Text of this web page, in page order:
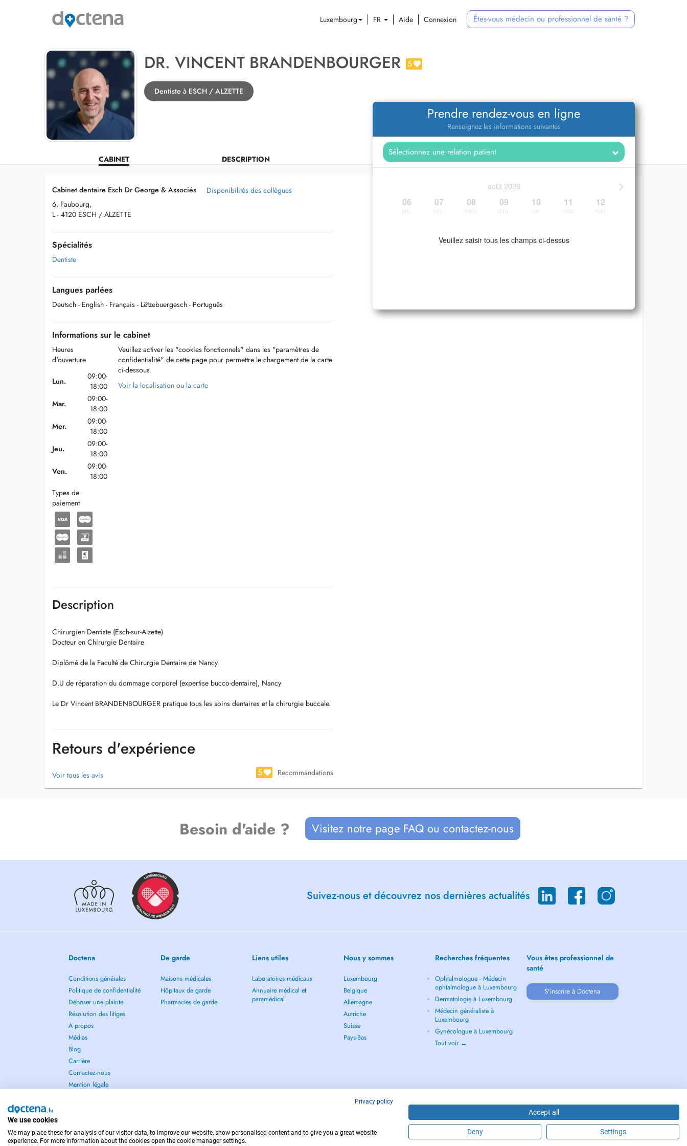
Luxembourg FR Aide Connexion Êtes-vous médecin ou professionnel de santé ?
DR. VINCENT BRANDENBOURGER 5
Dentiste à ESCH / ALZETTE
CABINET DESCRIPTION
Prendre rendez-vous en ligne
Renseignez les informations suivantes
>
août 2026
06 07 08 09 10 11 12
Veuillez saisir tous les champs ci-dessus
Cabinet dentaire Esch Dr George & Associés
6, Faubourg,
L - 4120 ESCH / ALZETTE
Disponibilités des collègues
Spécialités
Dentiste
Langues parlées
Deutsch - English - Français - Lëtzebuergesch - Português
Informations sur le cabinet
Heures
d'ouverture
Lun.
09:00-
18:00
Mar.
09:00-
18:00
Mer.
09:00-
18:00
Jeu.
09:00-
18:00
Ven.
09:00-
18:00
Types de
paiement
Veuillez activer les "cookies fonctionnels" dans les "paramètres de
confidentialité" de cette page pour permettre le chargement de la carte
ci-dessous.
Voir la localisation ou la carte
Description
Chirurgien Dentiste (Esch-sur-Alzette)
Docteur en Chirurgie Dentaire
Diplômé de la Faculté de Chirurgie Dentaire de Nancy
D.U de réparation du dommage corporel (expertise bucco-dentaire), Nancy
Le Dr Vincent BRANDENBOURGER pratique tous les soins dentaires et la chirurgie buccale.
Retours d'expérience
Voir tous les avis 5 Recommandations
Besoin d'aide ? Visitez notre page FAQ ou contactez-nous
Suivez-nous et découvrez nos dernières actualités
Doctena
Conditions générales
Politique de confidentialité
Déposer une plainte
Résolution des litiges
A propos
Médias
Blog
Carrière
Contactez-nous
Mention légale
De garde
Maisons médicales
Hôpitaux de garde
Pharmacies de garde
Liens utiles
Laboratoires médicaux
Annuaire médical et
paramédical
Nous y sommes
Luxembourg
Belgique
Allemagne
Autriche
Suisse
Pays-Bas
Recherches fréquentes
Ophtalmologue - Médecin
ophtalmologue à Luxembourg
Dermatologie à Luxembourg
Médecin généraliste à
Luxembourg
Gynécologue à Luxembourg
Tout voir →
Vous êtes professionnel de
santé
S'inscrire à Doctena
POUR LES URGENCES, CONSULTEZ : 112 Copyright © 2026 - DOCTENA S.A. 42, Rue de la Vallée, L-2661 Luxembourg
Privacy policy
We use cookies
We may place these for analysis of our visitor data, to improve our website, show personalised content and to give you a great website
experience. For more information about the cookies open the cookie manager settings.
Accept all
Deny Settings